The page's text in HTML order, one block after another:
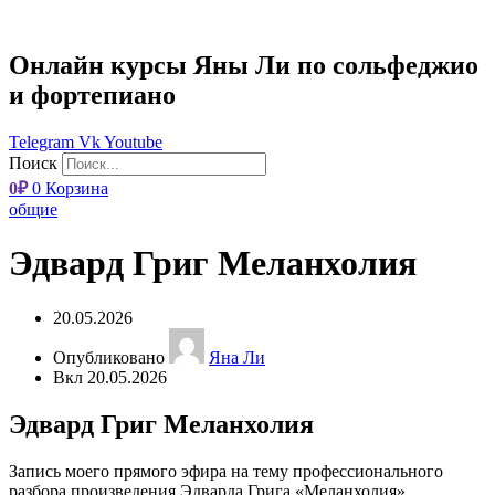
Онлайн курсы Яны Ли по сольфеджио
и фортепиано
Telegram VkYoutube
Поиск
0₽ 0 Корзина
общие
Эдвард Григ Меланхолия​
20.05.2026
Опубликовано
Яна Ли
Вкл 20.05.2026
Эдвард Григ Меланхолия​
Запись моего прямого эфира на тему профессионального
разбора произведения Эдварда Грига «Меланхолия».